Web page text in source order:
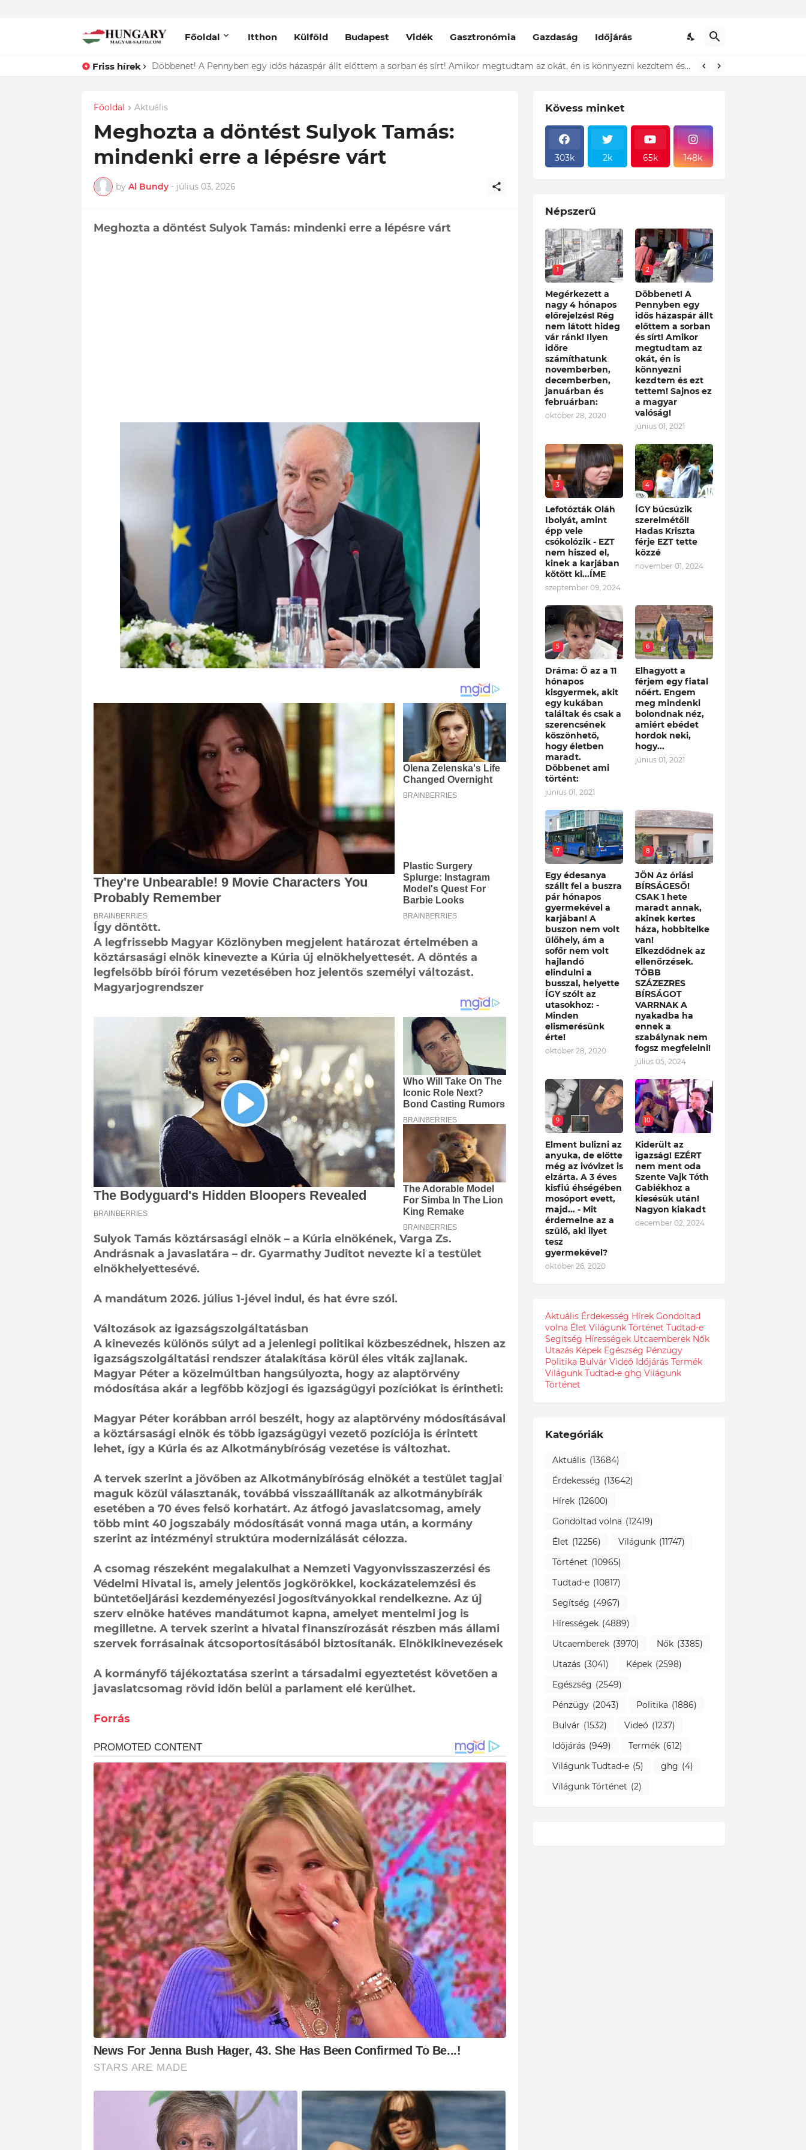
Főoldal Itthon Külföld Budapest Vidék Gasztronómia Gazdaság Időjárás
Friss hírek Lefotózták Oláh Ibolyát, amint épp vele csókolózik - EZT nem hiszed el, kinek a karjában kötött ki...ÍME
Főoldal Aktuális
Meghozta a döntést Sulyok Tamás:
mindenki erre a lépésre várt
by Al Bundy - július 03, 2026
Meghozta a döntést Sulyok Tamás: mindenki erre a lépésre várt
Így döntött.
A legfrissebb Magyar Közlönyben megjelent határozat értelmében a
köztársasági elnök kinevezte a Kúria új elnökhelyettesét. A döntés a
legfelsőbb bírói fórum vezetésében hoz jelentős személyi változást.
Magyarjogrendszer
Sulyok Tamás köztársasági elnök – a Kúria elnökének, Varga Zs.
Andrásnak a javaslatára – dr. Gyarmathy Juditot nevezte ki a testület
elnökhelyettesévé.
A mandátum 2026. július 1-jével indul, és hat évre szól.
Változások az igazságszolgáltatásban
A kinevezés különös súlyt ad a jelenlegi politikai közbeszédnek, hiszen az
igazságszolgáltatási rendszer átalakítása körül éles viták zajlanak.
Magyar Péter a közelmúltban hangsúlyozta, hogy az alaptörvény
módosítása akár a legfőbb közjogi és igazságügyi pozíciókat is érintheti:
Magyar Péter korábban arról beszélt, hogy az alaptörvény módosításával
a köztársasági elnök és több igazságügyi vezető pozíciója is érintett
lehet, így a Kúria és az Alkotmánybíróság vezetése is változhat.
A tervek szerint a jövőben az Alkotmánybíróság elnökét a testület tagjai
maguk közül választanák, továbbá visszaállítanák az alkotmánybírák
esetében a 70 éves felső korhatárt. Az átfogó javaslatcsomag, amely
több mint 40 jogszabály módosítását vonná maga után, a kormány
szerint az intézményi struktúra modernizálását célozza.
A csomag részeként megalakulhat a Nemzeti Vagyonvisszaszerzési és
Védelmi Hivatal is, amely jelentős jogkörökkel, kockázatelemzési és
büntetőeljárási kezdeményezési jogosítványokkal rendelkezne. Az új
szerv elnöke hatéves mandátumot kapna, amelyet mentelmi jog is
megilletne. A tervek szerint a hivatal finanszírozását részben más állami
szervek forrásainak átcsoportosításából biztosítanák. Elnökikinevezések
A kormányfő tájékoztatása szerint a társadalmi egyeztetést követően a
javaslatcsomag rövid időn belül a parlament elé kerülhet.
Forrás
Kövess minket
303k 2k 65k 148k
Népszerű
1
Megérkezett a
nagy 4 hónapos
előrejelzés! Rég
nem látott hideg
vár ránk! Ilyen
időre
számíthatunk
novemberben,
decemberben,
januárban és
februárban:
október 28, 2020
2
Döbbenet! A
Pennyben egy
idős házaspár állt
előttem a sorban
és sírt! Amikor
megtudtam az
okát, én is
könnyezni
kezdtem és ezt
tettem! Sajnos ez
a magyar
valóság!
június 01, 2021
3
Lefotózták Oláh
Ibolyát, amint
épp vele
csókolózik - EZT
nem hiszed el,
kinek a karjában
kötött ki...ÍME
szeptember 09, 2024
4
ÍGY búcsúzik
szerelmétől!
Hadas Kriszta
férje EZT tette
közzé
november 01, 2024
5
Dráma: Ő az a 11
hónapos
kisgyermek, akit
egy kukában
találtak és csak a
szerencsének
köszönhető,
hogy életben
maradt.
Döbbenet ami
történt:
június 01, 2021
6
Elhagyott a
férjem egy fiatal
nőért. Engem
meg mindenki
bolondnak néz,
amiért ebédet
hordok neki,
hogy...
június 01, 2021
7
Egy édesanya
szállt fel a buszra
pár hónapos
gyermekével a
karjában! A
buszon nem volt
ülőhely, ám a
sofőr nem volt
hajlandó
elindulni a
busszal, helyette
ÍGY szólt az
utasokhoz: -
Minden
elismerésünk
érte!
október 28, 2020
8
JÖN Az óriási
BÍRSÁGESŐ!
CSAK 1 hete
maradt annak,
akinek kertes
háza, hobbitelke
van!
Elkezdődnek az
ellenőrzések.
TÖBB
SZÁZEZRES
BÍRSÁGOT
VARRNAK A
nyakadba ha
ennek a
szabálynak nem
fogsz megfelelni!
július 05, 2024
9
Elment bulizni az
anyuka, de előtte
még az ivóvizet is
elzárta. A 3 éves
kisfiú éhségében
mosóport evett,
majd... - Mit
érdemelne az a
szülő, aki ilyet
tesz
gyermekével?
október 26, 2020
10
Kiderült az
igazság! EZÉRT
nem ment oda
Szente Vajk Tóth
Gabiékhoz a
kiesésük után!
Nagyon kiakadt
december 02, 2024
Aktuális Érdekesség Hírek Gondoltad
volna Élet Világunk Történet Tudtad-e
Segítség Hírességek Utcaemberek Nők
Utazás Képek Egészség Pénzügy
Politika Bulvár Videó Időjárás Termék
Világunk Tudtad-e ghg Világunk
Történet
Kategóriák
Aktuális (13684)
Érdekesség (13642)
Hírek (12600)
Gondoltad volna (12419)
Élet (12256) Világunk (11747)
Történet (10965)
Tudtad-e (10817)
Segítség (4967)
Hírességek (4889)
Utcaemberek (3970) Nők (3385)
Utazás (3041) Képek (2598)
Egészség (2549)
Pénzügy (2043) Politika (1886)
Bulvár (1532) Videó (1237)
Időjárás (949) Termék (612)
Világunk Tudtad-e (5) ghg (4)
Világunk Történet (2)